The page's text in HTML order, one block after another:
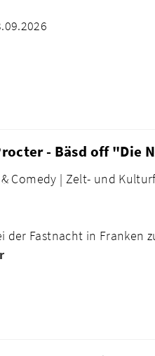
- Bäsd off "Die
Comedy | Zelt- und
der Fastnacht in Franken